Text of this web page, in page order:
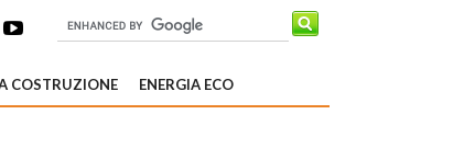
COSTRUZIONE ENERGIA ECO